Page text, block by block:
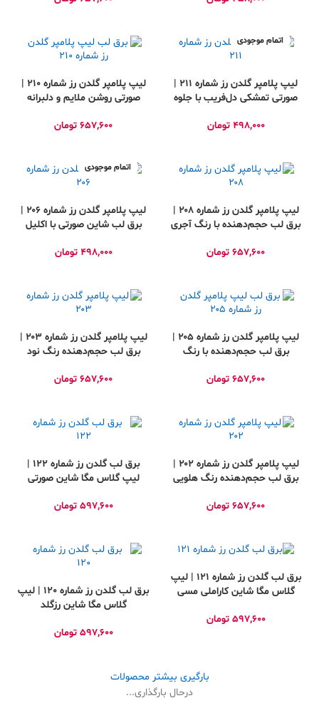
اتمام موجودی
لیپ پلامپر گلدن رز شماره ۲۱۱ |
صورتی تمشکی دل‌فریب با جلوه‌
498,000 تومان
لیپ پلامپر گلدن رز شماره ۲۱۰ |
صورتی روشن ملایم و دلبرانه
657,600 تومان
لیپ پلامپر گلدن رز شماره ۲۰۸ |
برق لب حجم‌دهنده با رنگ آجری
657,600 تومان
اتمام موجودی
لیپ پلامپر گلدن رز شماره ۲۰۶ |
برق لب شاین صورتی با اکلیل
498,000 تومان
لیپ پلامپر گلدن رز شماره ۲۰۵ |
برق لب حجم‌دهنده با رنگ
657,600 تومان
لیپ پلامپر گلدن رز شماره ۲۰۳ |
برق لب حجم‌دهنده رنگ نود
657,600 تومان
لیپ پلامپر گلدن رز شماره ۲۰۲ |
برق لب حجم‌دهنده رنگ هلویی
657,600 تومان
برق لب گلدن رز شماره 122 |
لیپ گلاس مگا شاین صورتی
597,600 تومان
برق لب گلدن رز شماره 121 | لیپ
گلاس مگا شاین کاراملی مسی
597,600 تومان
برق لب گلدن رز شماره 120 | لیپ
گلاس مگا شاین رزگلد
597,600 تومان
بارگیری بیشتر محصولات
درحال بارگذاری...